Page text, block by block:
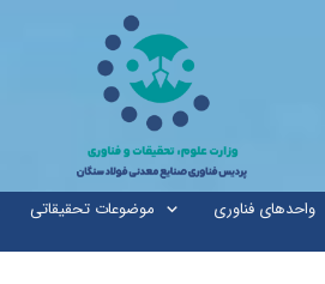
موضوعات تحقیقاتی واحدهای فناوری